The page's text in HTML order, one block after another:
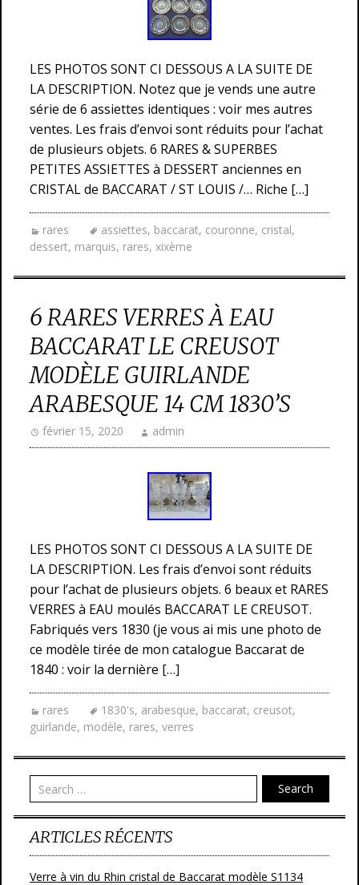
LES PHOTOS SONT CI DESSOUS A LA SUITE DE
LA DESCRIPTION. Notez que je vends une autre
série de 6 assiettes identiques : voir mes autres
ventes. Les frais d’envoi sont réduits pour l’achat
de plusieurs objets. 6 RARES & SUPERBES
PETITES ASSIETTES à DESSERT anciennes en
CRISTAL de BACCARAT / ST LOUIS /… Riche […]
rares assiettes, baccarat, couronne, cristal,
dessert, marquis, rares, xixème
6 RARES VERRES À EAU
BACCARAT LE CREUSOT
MODÈLE GUIRLANDE
ARABESQUE 14 CM 1830’S
février 15, 2020 admin
LES PHOTOS SONT CI DESSOUS A LA SUITE DE
LA DESCRIPTION. Les frais d’envoi sont réduits
pour l’achat de plusieurs objets. 6 beaux et RARES
VERRES à EAU moulés BACCARAT LE CREUSOT.
Fabriqués vers 1830 (je vous ai mis une photo de
ce modèle tirée de mon catalogue Baccarat de
1840 : voir la dernière […]
rares 1830's, arabesque, baccarat, creusot,
guirlande, modèle, rares, verres
Search
ARTICLES RÉCENTS
Verre à vin du Rhin cristal de Baccarat modèle S1134